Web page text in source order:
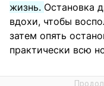
жизнь. Остановка
вдохи, чтобы
затем опять
практически всю